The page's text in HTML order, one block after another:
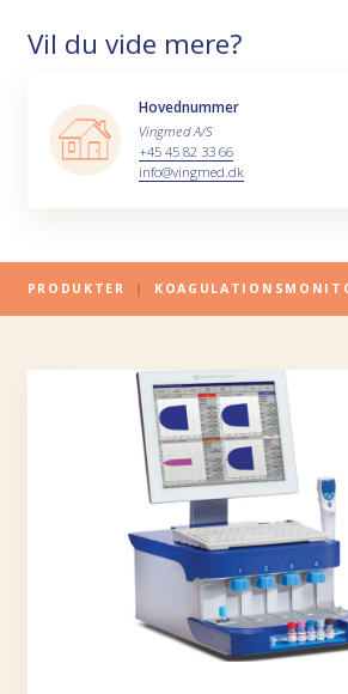
Vil du vide mere?
Hovednummer
Vingmed A/S
+45 45 82 33 66
info@vingmed.dk
PRODUKTER |